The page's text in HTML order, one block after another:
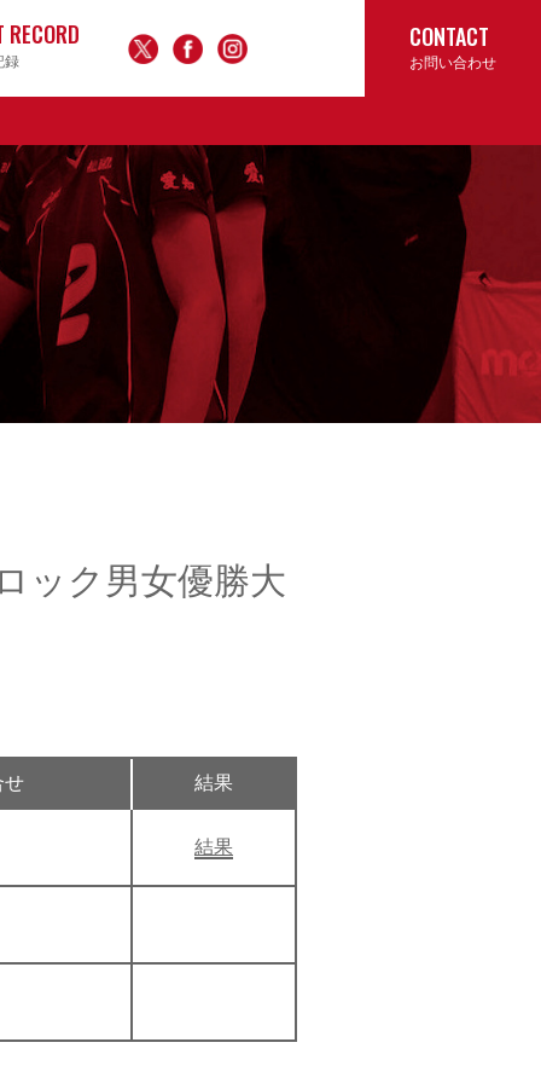
RECORD
録
CONTACT
お問い合わせ
ック男女優勝大
せ 結果
結果